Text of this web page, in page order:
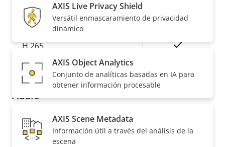
de
propiedad
la
propiedad
H.264 High, Main
H.265 Sí
AV1 –
Audio
Descripción
de
Valor de
Compatibilidad de audio
AXIS Live Privacy Shield
Versátil enmascaramiento de privacidad
dinámico
AXIS Object Analytics
Conjunto de analíticas basadas en IA para
obtener información procesable
AXIS Scene Metadata
Información útil a través del análisis de la
escena